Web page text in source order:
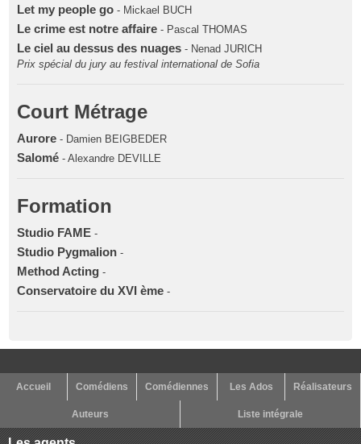
Let my people go - Mickael BUCH
Le crime est notre affaire - Pascal THOMAS
Le ciel au dessus des nuages - Nenad JURICH
Prix spécial du jury au festival international de Sofia
Court Métrage
Aurore - Damien BEIGBEDER
Salomé - Alexandre DEVILLE
Formation
Studio FAME -
Studio Pygmalion -
Method Acting -
Conservatoire du XVI ème -
Accueil Comédiens Comédiennes Les Ados Réalisateurs
Auteurs Liste intégrale